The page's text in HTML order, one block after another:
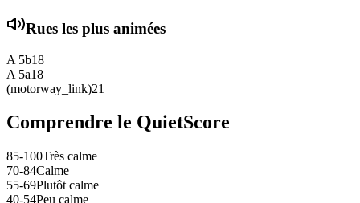
Rues les plus animées
A 5b18
A 5a18
(motorway_link)21
Comprendre le QuietScore
85-100Très calme
70-84Calme
55-69Plutôt calme
40-54Peu calme